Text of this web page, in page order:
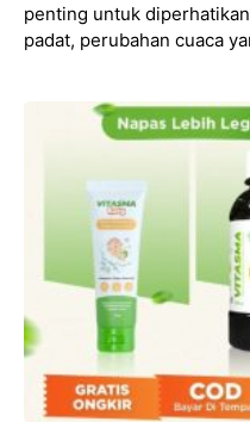
penting untuk
padat, perubahan cuaca